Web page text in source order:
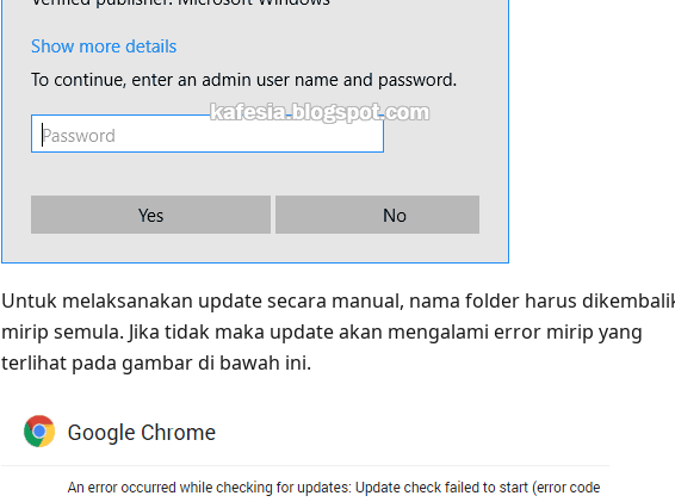
Untuk melaksanakan update secara manual, nama folder harus
mirip semula. Jika tidak maka update akan mengalami error mirip yang
terlihat pada gambar di bawah ini.